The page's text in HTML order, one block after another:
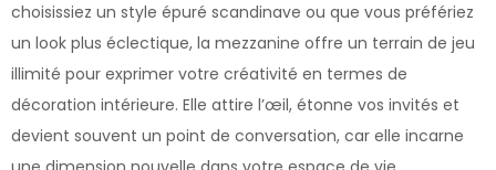
choisissiez un style épuré scandinave ou que vous préfériez
un look plus éclectique, la mezzanine offre un terrain de jeu
illimité pour exprimer votre créativité en termes de
décoration intérieure. Elle attire l’œil, étonne vos invités et
devient souvent un point de conversation, car elle incarne